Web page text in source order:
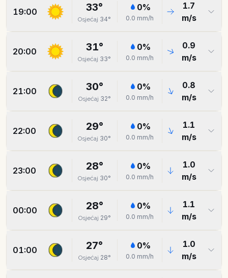
19:00 33°
Osjećaj 34°
0%
0.0 mm/h
1.7
m/s
20:00 31°
Osjećaj 33°
0%
0.0 mm/h
0.9
m/s
21:00 30°
Osjećaj 32°
0%
0.0 mm/h
0.8
m/s
22:00 29°
Osjećaj 30°
0%
0.0 mm/h
1.1
m/s
23:00 28°
Osjećaj 30°
0%
0.0 mm/h
1.0
m/s
00:00 28°
Osjećaj 29°
0%
0.0 mm/h
1.1
m/s
01:00 27°
Osjećaj 28°
0%
0.0 mm/h
1.0
m/s